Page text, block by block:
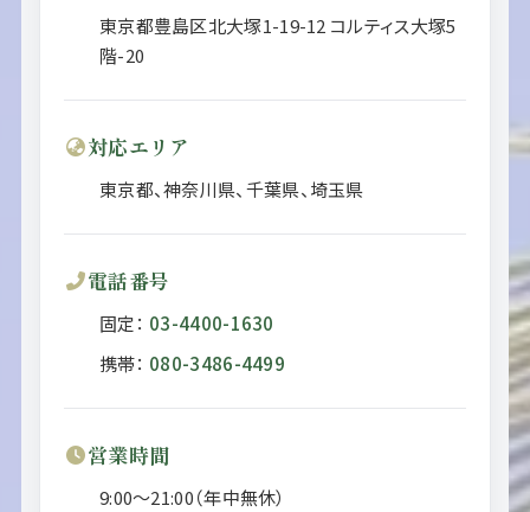
東京都豊島区北大塚1-19-12 コルティス大塚5
階-20
対応エリア
東京都、神奈川県、千葉県、埼玉県
電話番号
固定： 03-4400-1630
携帯： 080-3486-4499
営業時間
9:00～21:00（年中無休）